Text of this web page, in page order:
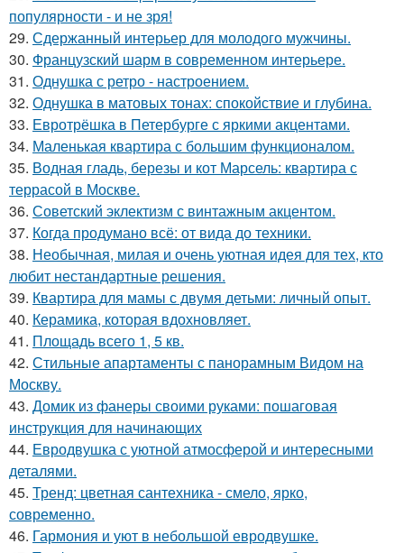
популярности - и не зря!
29. Сдержанный интерьер для молодого мужчины.
30. Французский шарм в современном интерьере.
31. Однушка с ретро - настроением.
32. Однушка в матовых тонах: спокойствие и глубина.
33. Евротрёшка в Петербурге с яркими акцентами.
34. Маленькая квартира с большим функционалом.
35. Водная гладь, березы и кот Марсель: квартира с
террасой в Москве.
36. Советский эклектизм с винтажным акцентом.
37. Когда продумано всё: от вида до техники.
38. Необычная, милая и очень уютная идея для тех, кто
любит нестандартные решения.
39. Квартира для мамы с двумя детьми: личный опыт.
40. Керамика, которая вдохновляет.
41. Площадь всего 1, 5 кв.
42. Стильные апартаменты с панорамным Видом на
Москву.
43. Домик из фанеры своими руками: пошаговая
инструкция для начинающих
44. Евродвушка с уютной атмосферой и интересными
деталями.
45. Тренд: цветная сантехника - смело, ярко,
современно.
46. Гармония и уют в небольшой евродвушке.